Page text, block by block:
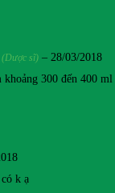
(Dược sĩ) – 28/03/2018
300 đến 400
k ạ